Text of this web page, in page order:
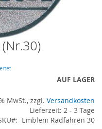
AUF LAGER
MwSt., zzgl. Versandkosten
Lieferzeit: 2 - 3 Tage
Emblem Radfahren 30